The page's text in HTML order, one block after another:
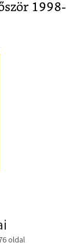
1998-
oldal